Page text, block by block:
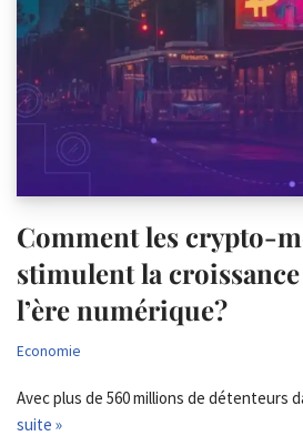
Comment les crypto-
stimulent la
l’ère numérique?
Economie
Avec plus de 560 millions de détenteurs
suite »